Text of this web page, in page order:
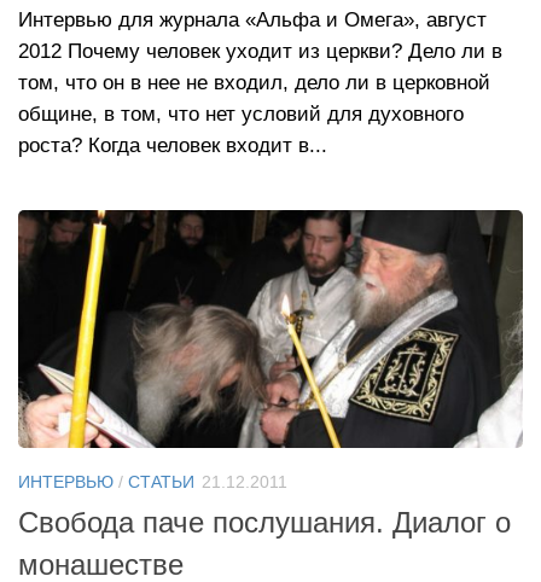
Интервью для журнала «Альфа и Омега», август
2012 Почему человек уходит из церкви? Дело ли в
том, что он в нее не входил, дело ли в церковной
общине, в том, что нет условий для духовного
роста? Когда человек входит в...
ИНТЕРВЬЮ / СТАТЬИ 21.12.2011
Свобода паче послушания. Диалог о
монашестве